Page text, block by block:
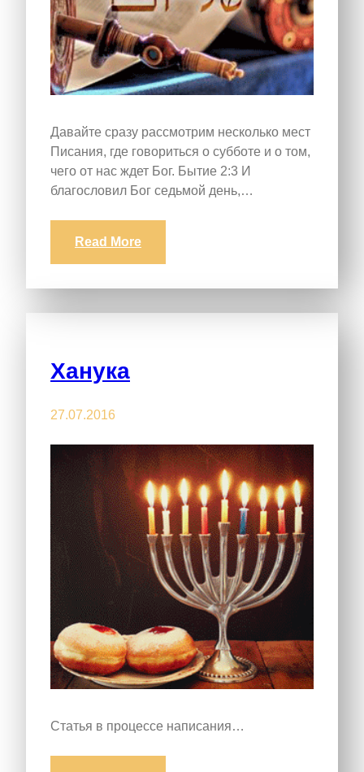
Давайте сразу рассмотрим несколько мест
Писания, где говориться о субботе и о том,
чего от нас ждет Бог. Бытие 2:3 И
благословил Бог седьмой день,…
Read More
Ханука
27.07.2016
Статья в процессе написания…